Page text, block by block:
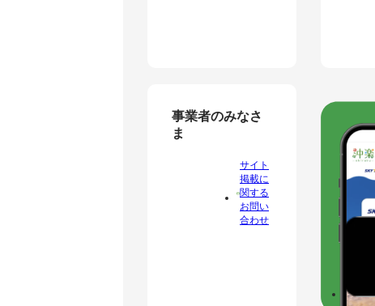
事業者のみなさ
ま
サイト
掲載に
関する
お問い
合わせ